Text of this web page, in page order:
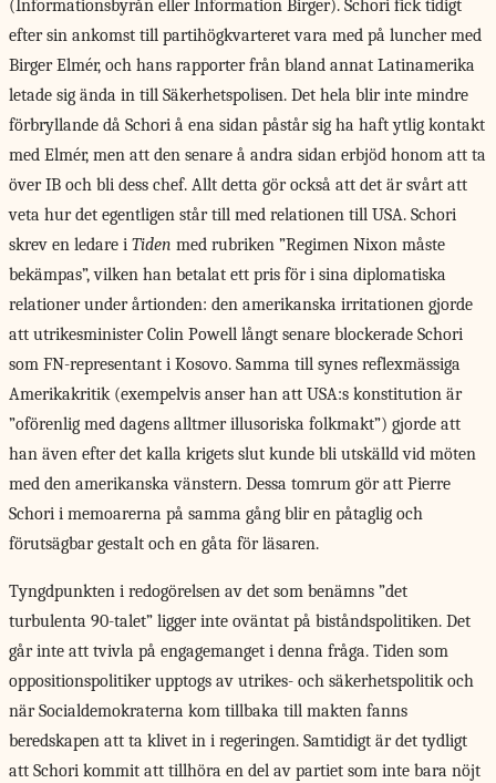
(Informationsbyrån eller Information Birger). Schori fick tidigt
efter sin ankomst till partihögkvarteret vara med på luncher med
Birger Elmér, och hans rapporter från bland annat Latinamerika
letade sig ända in till Säkerhetspolisen. Det hela blir inte mindre
förbryllande då Schori å ena sidan påstår sig ha haft ytlig kontakt
med Elmér, men att den senare å andra sidan erbjöd honom att ta
över IB och bli dess chef. Allt detta gör också att det är svårt att
veta hur det egentligen står till med relationen till USA. Schori
skrev en ledare i Tiden med rubriken ”Regimen Nixon måste
bekämpas”, vilken han betalat ett pris för i sina diplomatiska
relationer under årtionden: den amerikanska irritationen gjorde
att utrikesminister Colin Powell långt senare blockerade Schori
som FN-representant i Kosovo. Samma till synes reflexmässiga
Amerikakritik (exempelvis anser han att USA:s konstitution är
”oförenlig med dagens alltmer illusoriska folkmakt”) gjorde att
han även efter det kalla krigets slut kunde bli utskälld vid möten
med den amerikanska vänstern. Dessa tomrum gör att Pierre
Schori i memoarerna på samma gång blir en påtaglig och
förutsägbar gestalt och en gåta för läsaren.
Tyngdpunkten i redogörelsen av det som benämns ”det
turbulenta 90-talet” ligger inte oväntat på biståndspolitiken. Det
går inte att tvivla på engagemanget i denna fråga. Tiden som
oppositionspolitiker upptogs av utrikes- och säkerhetspolitik och
när Socialdemokraterna kom tillbaka till makten fanns
beredskapen att ta klivet in i regeringen. Samtidigt är det tydligt
att Schori kommit att tillhöra en del av partiet som inte bara nöjt